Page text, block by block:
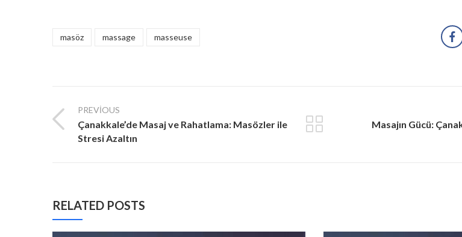
masöz massage masseuse
PREVIOUS
Çanakkale’de Masaj ve Rahatlama: Masözler ile
Stresi Azaltın
Masajın Gücü:
RELATED POSTS